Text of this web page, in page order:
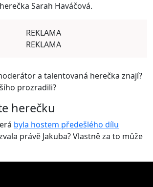
Sarah Haváčová.
REKLAMA
REKLAMA
a talentovaná herečka znají?
prozradili?
herečku
byla hostem předešlého dílu
právě Jakuba? Vlastně za to může